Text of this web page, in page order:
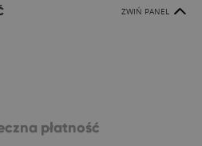
ZWIŃ PANEL
płatność